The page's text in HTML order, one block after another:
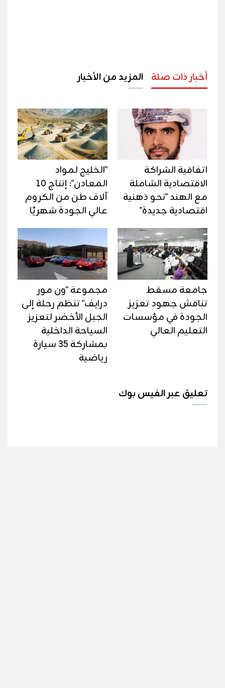
أخبار ذات صلة المزيد من الأخبار
اتفاقية الشراكة
الاقتصادية الشاملة
مع الهند "نحو ذهنية
اقتصادية جديدة"
"الخليج لمواد
المعادن": إنتاج 10
آلاف طن من الكروم
عالي الجودة شهريًا
جامعة مسقط
تناقش جهود تعزيز
الجودة في مؤسسات
التعليم العالي
مجموعة "ون مور
درايف" تنظم رحلة إلى
الجبل الأخضر لتعزيز
السياحة الداخلية
بمشاركة 35 سيارة
رياضية
تعليق عبر الفيس بوك